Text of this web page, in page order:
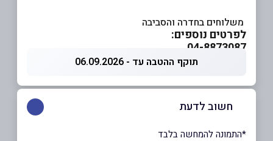
משלוחים בחדרה והסביבה
לפרטים נוספים:
04-8873087
תוקף ההטבה עד - 06.09.2026
חשוב לדעת
*התמונה להמחשה בלבד